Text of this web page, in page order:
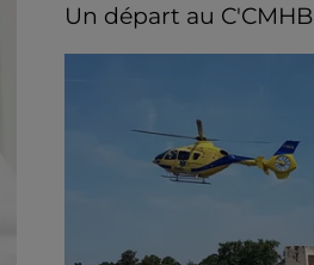
Un départ au C'CMHB